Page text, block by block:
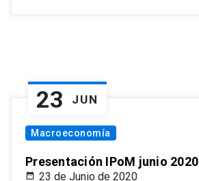
23 JUN
Macroeconomía
Presentación IPoM junio 2020
23 de Junio de 2020